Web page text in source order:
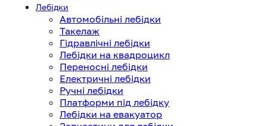
Лебідки
Автомобільні лебідки
Такелаж
Гідравлічні лебідки
Лебідки на квадроцикл
Переносні лебідки
Електричні лебідки
Ручні лебідки
Платформи під лебідку
Лебідки на евакуатор